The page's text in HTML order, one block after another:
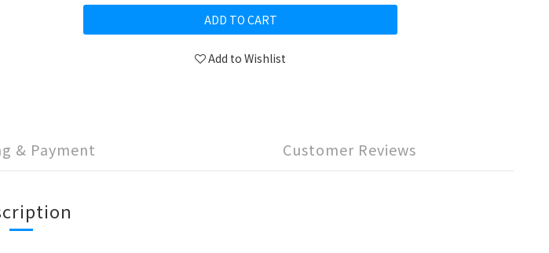
ADD TO CART
Add to Wishlist
& Payment Customer Reviews